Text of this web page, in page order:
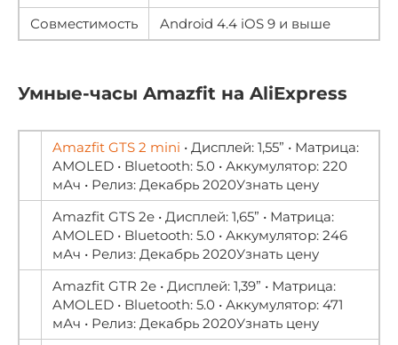
Совместимость Android 4.4 iOS 9 и выше
Умные-часы Amazfit на AliExpress
Amazfit GTS 2 mini • Дисплей: 1,55” • Матрица:
AMOLED • Bluetooth: 5.0 • Аккумулятор: 220
мАч • Релиз: Декабрь 2020Узнать цену
Amazfit GTS 2e • Дисплей: 1,65” • Матрица:
AMOLED • Bluetooth: 5.0 • Аккумулятор: 246
мАч • Релиз: Декабрь 2020Узнать цену
Amazfit GTR 2e • Дисплей: 1,39” • Матрица:
AMOLED • Bluetooth: 5.0 • Аккумулятор: 471
мАч • Релиз: Декабрь 2020Узнать цену